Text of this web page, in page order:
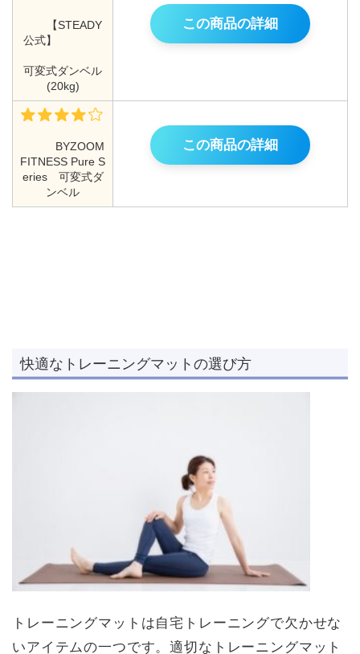
【STEADY
公式】
可変式ダンベル
(20kg)
この商品の詳細
BYZOOM
FITNESS Pure S
eries 可変式ダ
ンベル
この商品の詳細
快適なトレーニングマットの選び方
トレーニングマットは自宅トレーニングで欠かせな
いアイテムの一つです。適切なトレーニングマット